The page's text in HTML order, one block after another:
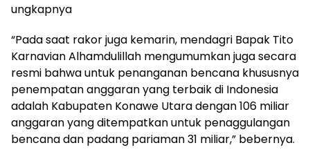
ungkapnya
“Pada saat rakor juga kemarin, mendagri Bapak Tito
Karnavian Alhamdulillah mengumumkan juga secara
resmi bahwa untuk penanganan bencana khususnya
penempatan anggaran yang terbaik di Indonesia
adalah Kabupaten Konawe Utara dengan 106 miliar
anggaran yang ditempatkan untuk penaggulangan
bencana dan padang pariaman 31 miliar,” bebernya.